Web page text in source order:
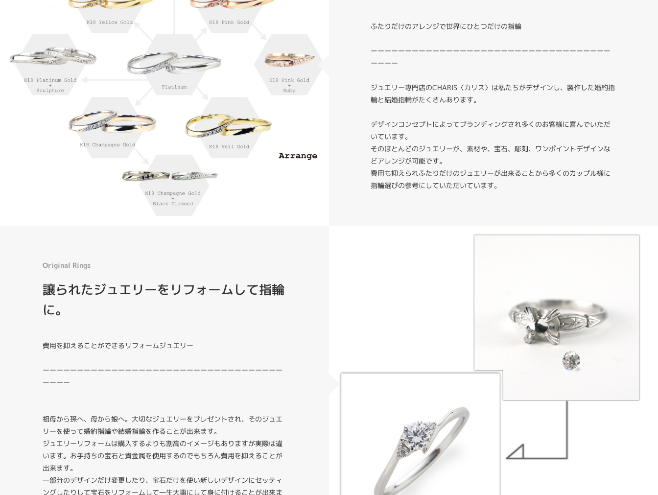
ふたりだけのアレンジで世界にひとつだけの指輪
ーーーーーーーーーーーーーーーーーーーーーーーーーーーーーーーーーーー
ーーーー
ジュエリー専門店のCHARIS〈カリス〉は私たちがデザインし、製作した婚約指
輪と結婚指輪がたくさんあります。
デザインコンセプトによってブランディングされ多くのお客様に喜んでいただ
いています。
そのほとんどのジュエリーが、素材や、宝石、彫刻、ワンポイントデザインな
どアレンジが可能です。
費用も抑えられふたりだけのジュエリーが出来ることから多くのカップル様に
指輪選びの参考にしていただいています。
Original Rings
譲られたジュエリーをリフォームして指輪
に。
費用を抑えることができるリフォームジュエリー
ーーーーーーーーーーーーーーーーーーーーーーーーーーーーーーーーーーー
ーーーー
祖母から孫へ、母から娘へ。大切なジュエリーをプレゼントされ、そのジュエ
リーを使って婚約指輪や結婚指輪を作ることが出来ます。
ジュエリーリフォームは購入するよりも割高のイメージもありますが実際は違
います。お手持ちの宝石と貴金属を使用するのでもちろん費用を抑えることが
出来ます。
一部分のデザインだけ変更したり、宝石だけを使い新しいデザインにセッティ
ングしたりして宝石をリフォームして一生大事にして身に付けることが出来ま